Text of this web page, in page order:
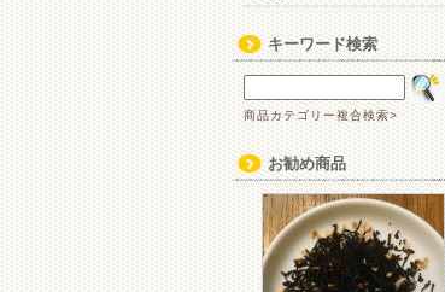
キーワード検索
商品カテゴリー複合検索>
お勧め商品